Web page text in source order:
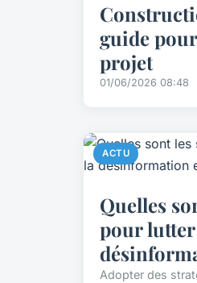
guide
projet
01/06/2026 08:48
ACTU
Quelles
pour
Adopter des